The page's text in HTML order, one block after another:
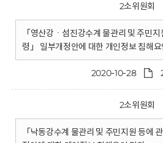
2소위원회
「영산강ㆍ섬진강수계 물관리 및 주민
령」 일부개정안에 대한 개인정보 침해요
2020-10-28
2소위원회
「낙동강수계 물관리 및 주민지원 등에